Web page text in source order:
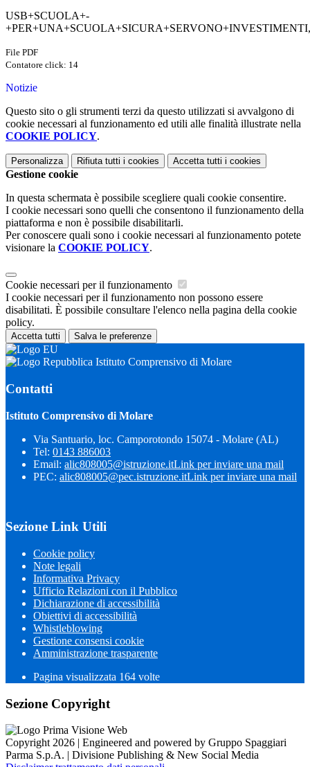
USB+SCUOLA+-
File PDF
Contatore click: 14
Notizie
Questo sito o gli strumenti terzi da questo utilizzati si avvalgono di
cookie necessari al funzionamento ed utili alle finalità illustrate nella
COOKIE POLICY.
Personalizza Rifiuta tutti i cookies Accetta tutti i cookies
Gestione cookie
In questa schermata è possibile scegliere quali cookie consentire.
I cookie necessari sono quelli che consentono il funzionamento della
piattaforma e non è possibile disabilitarli.
Per conoscere quali sono i cookie necessari al funzionamento potete
visionare la COOKIE POLICY.
Cookie necessari per il funzionamento
I cookie necessari per il funzionamento non possono essere
disabilitati. È possibile consultare l'elenco nella pagina della cookie
policy.
Accetta tutti Salva le preferenze
Istituto Comprensivo di Molare
Contatti
Istituto Comprensivo di Molare
Via Santuario, loc. Camporotondo 15074 - Molare (AL)
Tel: 0143 886003
Email: alic808005@istruzione.itLink per inviare una mail
PEC: alic808005@pec.istruzione.itLink per inviare una mail
Sezione Link Utili
Cookie policy
Note legali
Informativa Privacy
Ufficio Relazioni con il Pubblico
Dichiarazione di accessibilità
Obiettivi di accessibilità
Whistleblowing
Gestione consensi cookie
Amministrazione trasparente
Pagina visualizzata 164 volte
Sezione Copyright
Copyright 2026 | Engineered and powered by Gruppo Spaggiari
Parma S.p.A. | Divisione Publishing & New Social Media